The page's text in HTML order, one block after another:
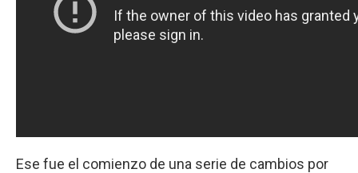
Ese fue el comienzo de una serie de cambios por